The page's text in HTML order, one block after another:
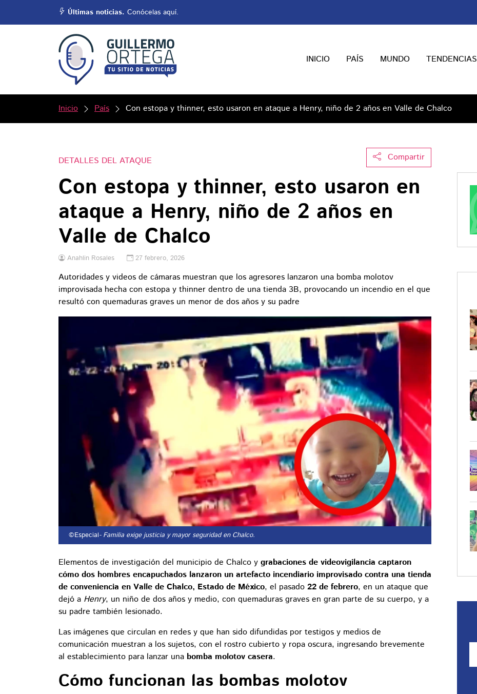
Últimas noticias. Conócelas aquí.
INICIO PAÍS MUNDO TENDENCIAS
Inicio País Con estopa y thinner, esto usaron en ataque a Henry, niño de 2 años en Valle de Chalco
Compartir
DETALLES DEL ATAQUE
Con estopa y thinner, esto usaron en
ataque a Henry, niño de 2 años en
Valle de Chalco
Anahlin Rosales 27 febrero, 2026
Autoridades y videos de cámaras muestran que los agresores lanzaron una bomba molotov
improvisada hecha con estopa y thinner dentro de una tienda 3B, provocando un incendio en el que
resultó con quemaduras graves un menor de dos años y su padre
©Especial- Familia exige justicia y mayor seguridad en Chalco.
Elementos de investigación del municipio de Chalco y grabaciones de videovigilancia captaron
cómo dos hombres encapuchados lanzaron un artefacto incendiario improvisado contra una tienda
de conveniencia en Valle de Chalco, Estado de México, el pasado 22 de febrero, en un ataque que
dejó a Henry, un niño de dos años y medio, con quemaduras graves en gran parte de su cuerpo, y a
su padre también lesionado.
Las imágenes que circulan en redes y que han sido difundidas por testigos y medios de
comunicación muestran a los sujetos, con el rostro cubierto y ropa oscura, ingresando brevemente
al establecimiento para lanzar una bomba molotov casera.
Cómo funcionan las bombas molotov